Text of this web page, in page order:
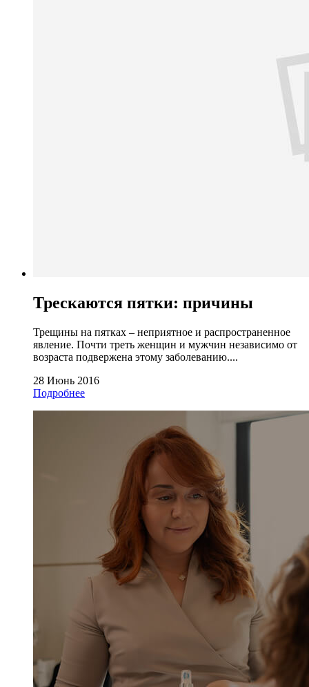
Трескаются пятки: причины
Трещины на пятках – неприятное и распространенное
явление. Почти треть женщин и мужчин независимо от
возраста подвержена этому заболеванию....
28 Июнь 2016
Подробнее